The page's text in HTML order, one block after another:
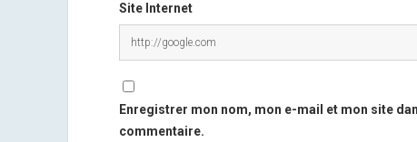
Site Internet
Enregistrer mon nom, mon e-mail et mon site
commentaire.